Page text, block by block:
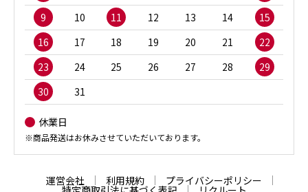
9
10 11 12 13 14
15
16
17 18 19 20 21
22
23
24 25 26 27 28
29
30
31
休業日
※商品発送はお休みさせていただいております。
運営会社 利用規約 プライバシーポリシー